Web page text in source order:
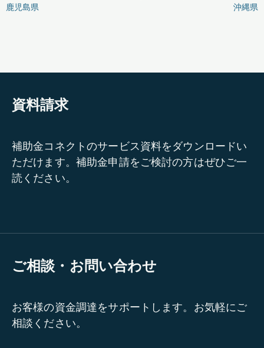
鹿児島県
沖縄県
資料請求
補助金コネクトのサービス資料をダウンロードい
ただけます。補助金申請をご検討の方はぜひご一
読ください。
ご相談・お問い合わせ
お客様の資金調達をサポートします。お気軽にご
相談ください。